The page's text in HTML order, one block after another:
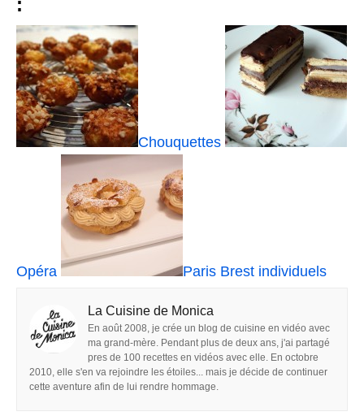
:
Chouquettes
Opéra Paris Brest individuels
La Cuisine de Monica
En août 2008, je crée un blog de cuisine en vidéo avec
ma grand-mère. Pendant plus de deux ans, j'ai partagé
pres de 100 recettes en vidéos avec elle. En octobre
2010, elle s'en va rejoindre les étoiles... mais je décide de continuer
cette aventure afin de lui rendre hommage.